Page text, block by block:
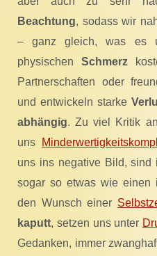
Beachtung, sodass wir
– ganz gleich, was es
physischen Schmerz
Partnerschaften oder
und entwickeln starke
abhängig. Zu viel Kritik
uns
uns ins negative Bild, sind
sogar so etwas wie einen
den Wunsch einer
kaputt, setzen uns unter
Gedanken, immer